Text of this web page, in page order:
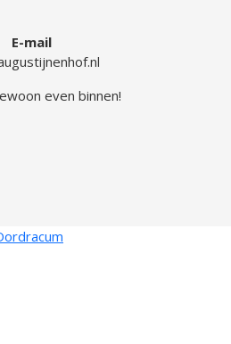
E-mail
even binnen!